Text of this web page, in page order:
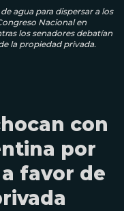
agua para dispersar a los
Nacional en
los senadores debatían
la propiedad privada.
con
por
favor de